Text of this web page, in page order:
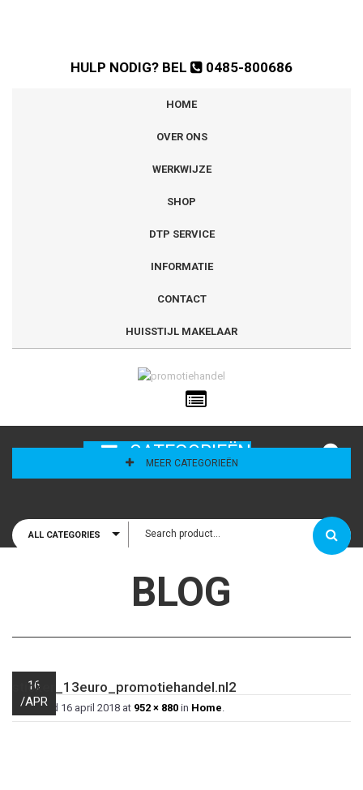
HULP NODIG? BEL 0485-800686
HOME
OVER ONS
WERKWIJZE
SHOP
DTP SERVICE
INFORMATIE
CONTACT
HUISSTIJL MAKELAAR
CATEGORIEËN
MEER CATEGORIEËN
ALL CATEGORIES
BLOG
16
/APR
sticker_13euro_promotiehandel.nl2
Published 16 april 2018 at 952 × 880 in Home